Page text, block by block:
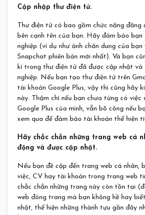
Cập nhập thư điện tử.
Thư điện tử có bao gồm chức năng đăng
bên cạnh tên của bạn. Hãy đảm bảo bạn
nghiệp (ví dụ như ảnh chân dung của bạn
Snapchat phiên bản mới nhất). Và bạn
kí trong thư điện tử đã được cập nhật và
nghiệp. Nếu bạn tạo thư điện tử trên
tài khoản Google Plus, vậy thì cũng hãy
này. Thậm chí nếu bạn chưa từng có việc
Google Plus của mình, vẫn bõ công nếu
xem qua để đảm bảo tài khoản thể hiện
Hãy chắc chắn những trang web cá
động và được cập nhật.
Nếu bạn đề cập đến trang web cá nhân,
việc, CV hay tài khoản trong trang web
chắc chắn những trang này còn tồn tại
web đóng trang mà bạn không hề hay
nhật, thể hiện những thành tựu gần đây